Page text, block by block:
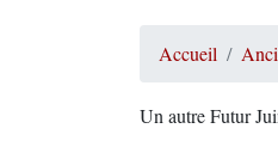
Accueil
Un autre Futur